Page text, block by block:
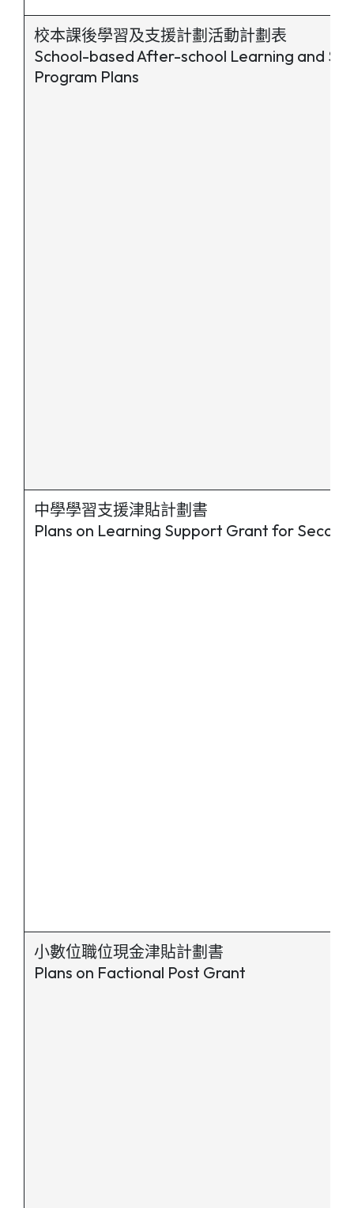
校本課後學習及支援計劃活動計劃表
School-based After-school Learning and
Program Plans
中學學習支援津貼計劃書
Plans on Learning Support Grant for
小數位職位現金津貼計劃書
Plans on Factional Post Grant